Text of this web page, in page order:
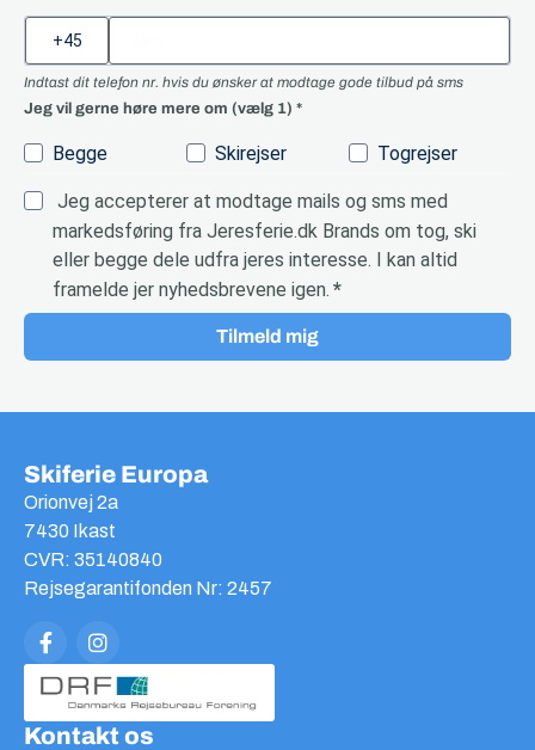
Indtast dit telefon nr. hvis du ønsker at modtage gode tilbud på sms
Jeg vil gerne høre mere om (vælg 1)
Begge Skirejser Togrejser
Jeg accepterer at modtage mails og sms med
markedsføring fra Jeresferie.dk Brands om tog, ski
eller begge dele udfra jeres interesse. I kan altid
framelde jer nyhedsbrevene igen.
Tilmeld mig
Skiferie Europa
Orionvej 2a
7430 Ikast
CVR: 35140840
Rejsegarantifonden Nr: 2457
Kontakt os